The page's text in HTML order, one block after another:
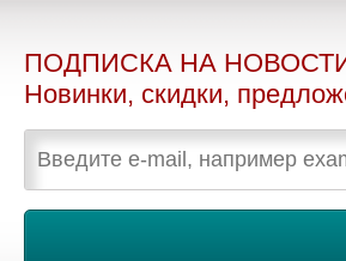
ПОДПИСКА НА
Новинки, скидки,